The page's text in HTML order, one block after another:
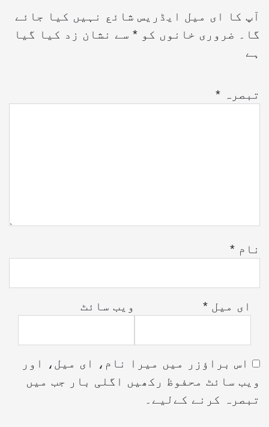
آپ کا ای میل ایڈریس شائع نہیں کیا جائے
گا۔
ضروری خانوں کو * سے نشان زد کیا گیا
ہے
تبصرہ *
نام *
ای میل * ویب‌ سائٹ
اس براؤزر میں میرا نام، ای میل، اور
ویب سائٹ محفوظ رکھیں اگلی بار جب میں
تبصرہ کرنے کےلیے۔